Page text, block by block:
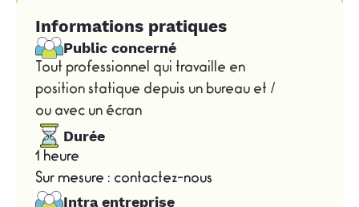
Informations pratiques
Public concerné
Tout professionnel qui travaille en
position statique depuis un bureau et /
ou avec un écran
Durée
1 heure
Sur mesure : contactez-nous
Intra entreprise